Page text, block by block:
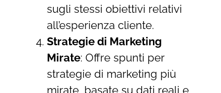
sugli stessi obiettivi relativi
all’esperienza cliente.
Strategie di Marketing
Mirate: Offre spunti per
strategie di marketing più
mirate, basate su dati reali e